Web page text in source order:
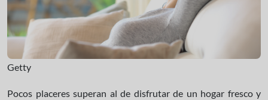
Getty
Pocos placeres superan al de disfrutar de un hogar fresco y